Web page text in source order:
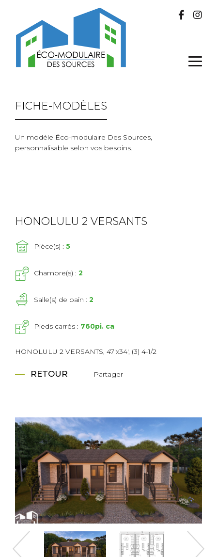
FICHE-MODÈLES
Un modèle Éco-modulaire Des Sources,
personnalisable selon vos besoins.
HONOLULU 2 VERSANTS
Pièce(s) :5
Chambre(s) :2
Salle(s) de bain :2
Pieds carrés : 760pi. ca
HONOLULU 2 VERSANTS, 47'x34', (3) 4-1/2
RETOUR Partager